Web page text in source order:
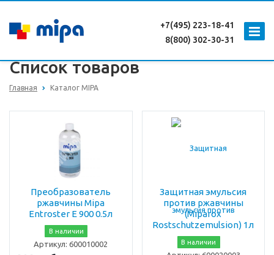
+7(495) 223-18-41
8(800) 302-30-31
Список товаров
Главная Каталог MIPA
Преобразователь
ржавчины Mipa
Entroster E 900 0.5л
В наличии
Артикул:600010002
Защитная эмульсия
против ржавчины
(Miparox
Rostschutzemulsion) 1л
В наличии